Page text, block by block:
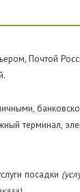
Почтой
терминал,
посадки